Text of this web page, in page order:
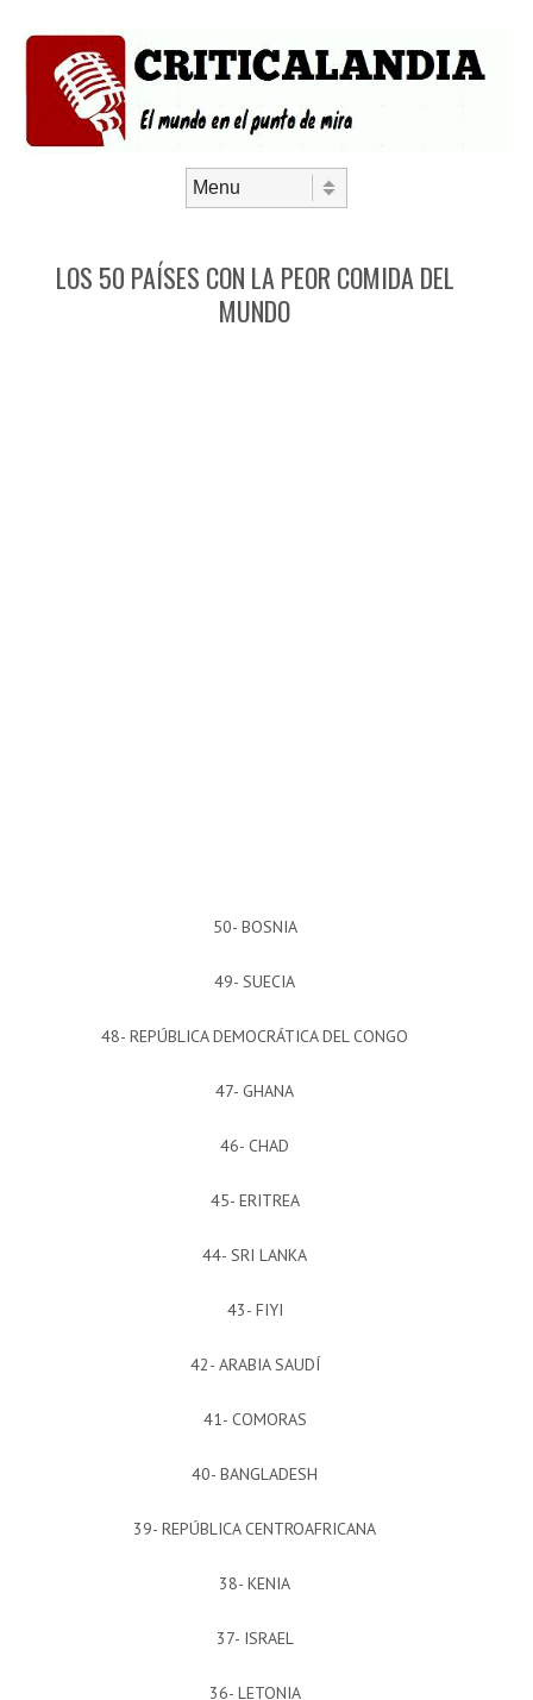
LOS 50 PAÍSES CON LA PEOR COMIDA DEL
MUNDO
50- BOSNIA
49- SUECIA
48- REPÚBLICA DEMOCRÁTICA DEL CONGO
47- GHANA
46- CHAD
45- ERITREA
44- SRI LANKA
43- FIYI
42- ARABIA SAUDÍ
41- COMORAS
40- BANGLADESH
39- REPÚBLICA CENTROAFRICANA
38- KENIA
37- ISRAEL
36- LETONIA